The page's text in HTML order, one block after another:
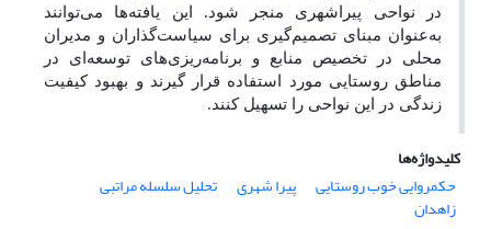
در نواحی پیراشهری منجر شود. این یافته‌ها می‌توانند
به‌عنوان مبنای تصمیم‌گیری برای سیاست‌گذاران و مدیران
محلی در تخصیص منابع و برنامه‌ریزی‌های توسعه‌ای در
مناطق روستایی مورد استفاده قرار گیرند و بهبود کیفیت
زندگی در این نواحی را تسهیل کنند.
کلیدواژه‌ها
حکمروایی خوب روستایی
پیرا شهری تحلیل سلسله مراتبی
زاهدان